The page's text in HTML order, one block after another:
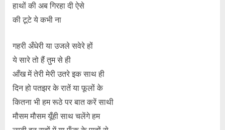
हाथों की अब गिरहा दी ऐसे
की टूटे ये कभी ना
गहरी अँधेरी या उजले सवेरे हों
ये सारे तो हैं तुम से ही
आँख में तेरी मेरी उतरे इक साथ ही
दिन हो पतझर के रातें या फूलों के
कितना भी हम रूठे पर बात करें साथी
मौसम मौसम यूँही साथ चलेंगे हम